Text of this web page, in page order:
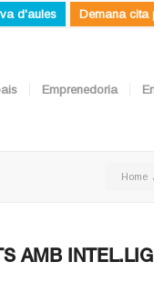
d'aules Demana cita
Emprenedoria
Home
AMB